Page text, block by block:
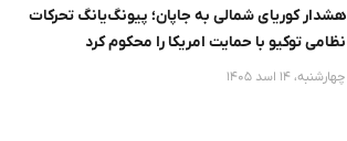
هشدار کوریای شمالی به جاپان؛ پیونگ‌یانگ تحرکات
نظامی توکیو با حمایت امریکا را محکوم کرد
چهارشنبه، 14 اسد 1405